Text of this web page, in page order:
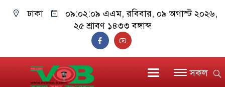
ঢাকা ০৯:০২:০৯ এএম, রবিবার, ০৯ অগাস্ট ২০২৬,
২৫ শ্রাবণ ১৪৩৩ বঙ্গাব্দ
সকল